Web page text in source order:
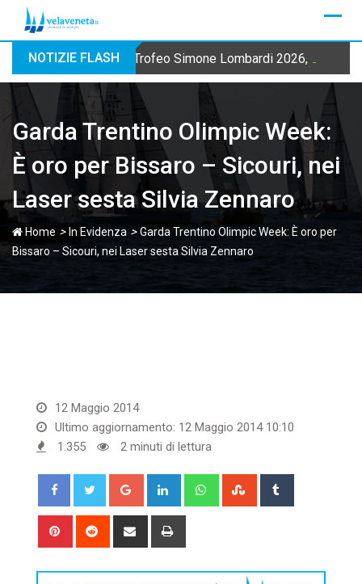
NOTIZIE FLASH Trofeo Simone Lombardi 2026, la
Garda Trentino Olimpic Week:
È oro per Bissaro – Sicouri, nei
Laser sesta Silvia Zennaro
Home > In Evidenza >Garda Trentino Olimpic Week: È oro per
Bissaro – Sicouri, nei Laser sesta Silvia Zennaro
12 Maggio 2014
Ultimo aggiornamento: 12 Maggio 2014 10:10
1.355
2 minuti di lettura
Google+ LinkedIn WhatsappStumbleUpon
Pinterest Reddit
Share